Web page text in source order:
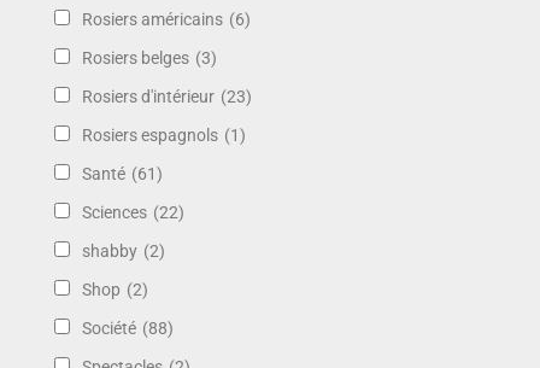
Rosiers américains (6)
Rosiers belges (3)
Rosiers d'intérieur (23)
Rosiers espagnols (1)
Santé (61)
Sciences (22)
shabby (2)
Shop (2)
Société (88)